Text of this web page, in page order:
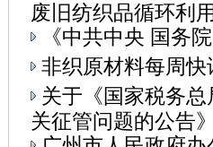
废旧纺织品循环利
《中共中央 国务
非织原材料每周快
关于《国家税务
关征管问题的公告